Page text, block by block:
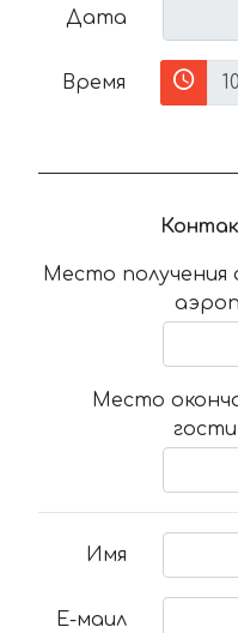
Дата
Время
Место получения
Место
Имя
Е-маил